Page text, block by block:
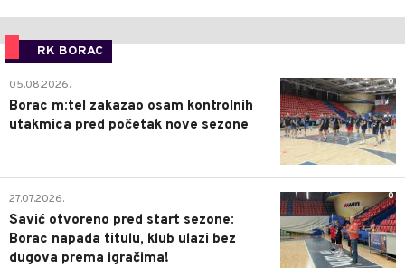
RK BORAC
0
05.08.2026.
Borac m:tel zakazao osam kontrolnih
utakmica pred početak nove sezone
0
27.07.2026.
Savić otvoreno pred start sezone:
Borac napada titulu, klub ulazi bez
dugova prema igračima!